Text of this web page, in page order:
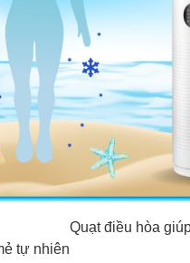
Quạt điều hòa
tự nhiên